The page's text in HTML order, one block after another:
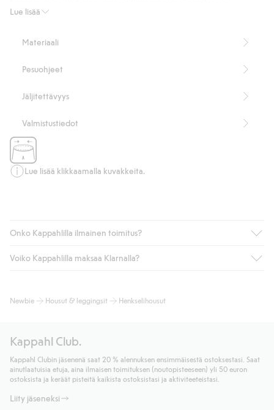
Lue lisää
sivutaskut sekä koristetaskut takana. Nappikiinnitys edessä ja
liivi.
Tuotenumero:
Materiaali
Pesuohjeet
Jäljitettävyys
Valmistustiedot
Lue lisää klikkaamalla kuvakkeita.
Onko Kappahlilla ilmainen toimitus?
Jos olet Kappahl Clubin jäsen, saat aina ilmaisen toimituksen
kotiinkuljetusta). Toimituskulut poistuvat automaattisesti, kun
noutopisteeseen tai pakettiautomaattiin ja PostNordin
kotiinkuljetuksella 6,99 €, riippumatta ostosummasta.
Lue lisää
Voiko Kappahlilla maksaa Klarnalla?
maksutavat, kuten laskun, sekä muita maksuvaihtoehtoja.
Lisätietoja Klarnan maksuehdoista
Lue lisää
Newbie Housut & leggingsit Henkselihousut
Kappahl Club.
Kappahl Clubin jäsenenä saat 20 % alennuksen ensimmäisestä ostoksestasi. Saat
ainutlaatuisia etuja, aina ilmaisen toimituksen (noutopisteeseen) yli 50 euron
ostoksista ja keräät pisteitä kaikista ostoksistasi ja aktiviteeteistasi.
Liity jäseneksi